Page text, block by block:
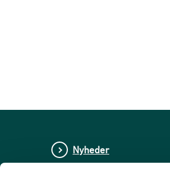
Nyheder